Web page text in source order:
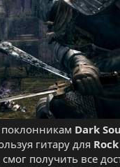
поклонникам Dark
гитару для
получить все